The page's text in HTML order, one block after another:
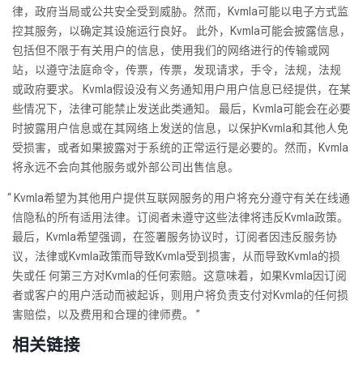
律，政府当局或公共安全受到威胁。然而，Kvmla可能以电子方式监
控其服务，以确定其设施运行良好。 此外，Kvmla可能会披露信息，
包括但不限于有关用户的信息，使用我们的网络进行的传输或网
站，以遵守法庭命令，传票，传票，发现请求，手令，法规，法规
或政府要求。 Kvmla假设没有义务通知用户用户信息已经提供，在某
些情况下，法律可能禁止发送此类通知。 最后，Kvmla可能会在必要
时披露用户信息或在其网络上发送的信息，以保护Kvmla和其他人免
受损害，或者如果披露对于系统的正常运行是必要的。然而，Kvmla
将永远不会向其他服务或外部公司出售信息。
Kvmla希望为其他用户提供互联网服务的用户将充分遵守有关在线通
信隐私的所有适用法律。订阅者未遵守这些法律将违反Kvmla政策。
最后，Kvmla希望强调，在签署服务协议时，订阅者因违反服务协
议，法律或Kvmla政策而导致Kvmla受到损害，从而导致Kvmla的损
失或任 何第三方对Kvmla的任何索赔。这意味着，如果Kvmla因订阅
者或客户的用户活动而被起诉，则用户将负责支付对Kvmla的任何损
害赔偿，以及费用和合理的律师费。
相关链接